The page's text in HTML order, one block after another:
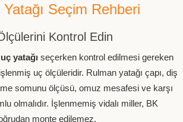
Seçim Rehberi
Kontrol Edin
yatağı seçerken kontrol edilmesi gereken
uç ölçüleridir. Rulman yatağı çapı, diş
somunu ölçüsü, omuz mesafesi ve karşı
olmalıdır. İşlenmemiş vidalı miller, BK
monte edilemez.